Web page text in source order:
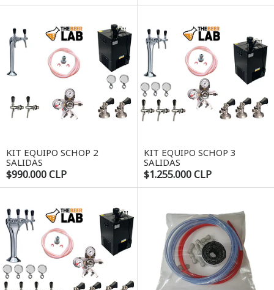
KIT EQUIPO SCHOP 2
SALIDAS
$990.000 CLP
KIT EQUIPO SCHOP 3
SALIDAS
$1.255.000 CLP